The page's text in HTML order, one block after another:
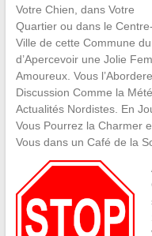
Votre Chien, dans Votre
Quartier ou dans le Centre-
Ville de cette Commune
d’Apercevoir une Jolie
Amoureux. Vous
Discussion Comme la
Actualités Nordistes. En
Vous Pourrez la Charmer
Vous dans un Café de la